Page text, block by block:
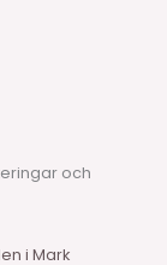
och
i Mark